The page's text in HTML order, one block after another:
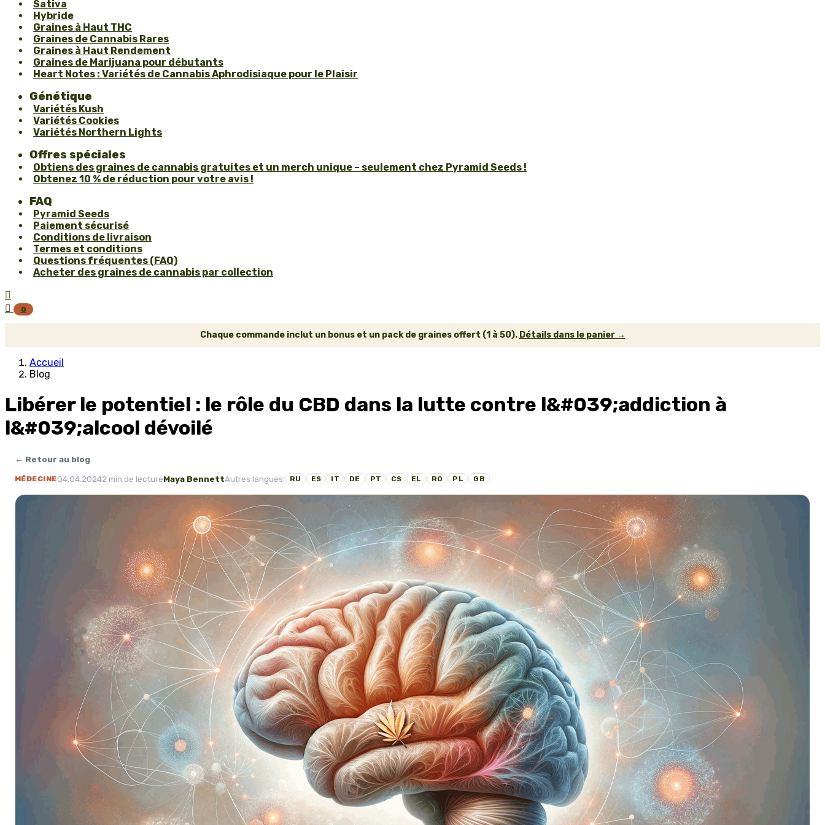
Sativa
Hybride
Graines à Haut THC
Graines de Cannabis Rares
Graines à Haut Rendement
Graines de Marijuana pour débutants
Heart Notes : Variétés de Cannabis Aphrodisiaque pour le Plaisir
Génétique
Variétés Kush
Variétés Cookies
Variétés Northern Lights
Offres spéciales
Obtiens des graines de cannabis gratuites et un merch unique – seulement chez Pyramid Seeds !
Obtenez 10 % de réduction pour votre avis !
FAQ
Pyramid Seeds
Paiement sécurisé
Conditions de livraison
Termes et conditions
Questions fréquentes (FAQ)
Acheter des graines de cannabis par collection


0
Chaque commande inclut un bonus et un pack de graines offert (1 à 50). Détails dans le panier →
Accueil
Blog
Libérer le potentiel : le rôle du CBD dans la lutte contre l&#039;addiction à
l&#039;alcool dévoilé
← Retour au blog
MÉDECINE04.04.20242 min de lectureMaya BennettAutres langues: RU ES IT DE PT CS EL RO PL GB